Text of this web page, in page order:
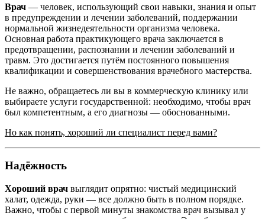
Врач — человек, использующий свои навыки, знания и опыт
в предупреждении и лечении заболеваний, поддержании
нормальной жизнедеятельности организма человека.
Основная работа практикующего врача заключается в
предотвращении, распознании и лечении заболеваний и
травм. Это достигается путём постоянного повышения
квалификации и совершенствования врачебного мастерства.
Не важно, обращаетесь ли вы в коммерческую клинику или
выбираете услуги государственной: необходимо, чтобы врач
был компетентным, а его диагнозы — обоснованными.
Но как понять, хороший ли специалист перед вами?
Надёжность
Хороший врач выглядит опрятно: чистый медицинский
халат, одежда, руки — все должно быть в полном порядке.
Важно, чтобы с первой минуты знакомства врач вызывал у